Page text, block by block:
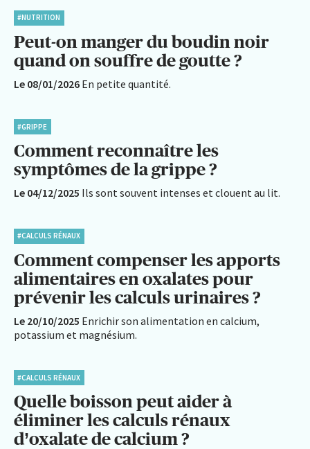
#NUTRITION
Peut-on manger du boudin noir
quand on souffre de goutte ?
Le 08/01/2026 En petite quantité.
#GRIPPE
Comment reconnaître les
symptômes de la grippe ?
Le 04/12/2025 Ils sont souvent intenses et clouent au lit.
#CALCULS RÉNAUX
Comment compenser les apports
alimentaires en oxalates pour
prévenir les calculs urinaires ?
Le 20/10/2025 Enrichir son alimentation en calcium,
potassium et magnésium.
#CALCULS RÉNAUX
Quelle boisson peut aider à
éliminer les calculs rénaux
d’oxalate de calcium ?